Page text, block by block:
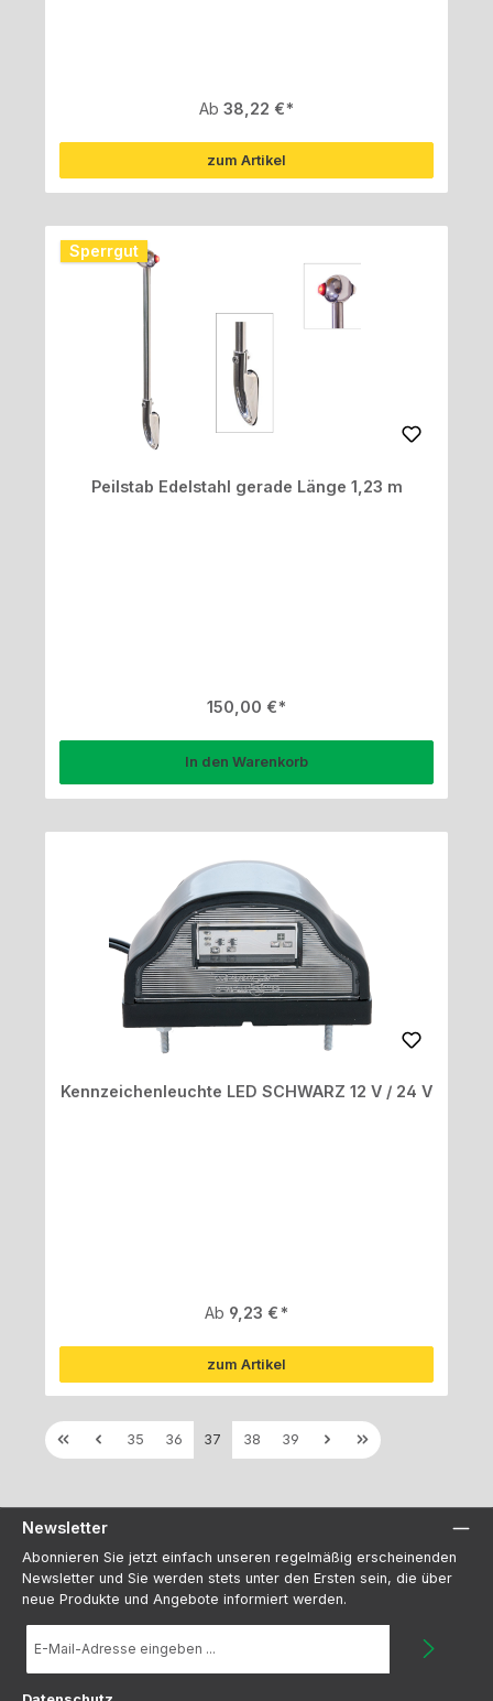
Regulärer Preis:
Ab 38,22 €
zum Artikel
Sperrgut
Peilstab Edelstahl gerade Länge 1,23 m
Regulärer Preis:
150,00 €
In den Warenkorb
Kennzeichenleuchte LED SCHWARZ 12 V / 24 V
Regulärer Preis:
Ab 9,23 €
zum Artikel
Seite
35 Seite
36 Seite
37 Seite
38 Seite
39
Newsletter
Abonnieren Sie jetzt einfach unseren regelmäßig erscheinenden
Newsletter und Sie werden stets unter den Ersten sein, die über
neue Produkte und Angebote informiert werden.
Mail-
Adresse